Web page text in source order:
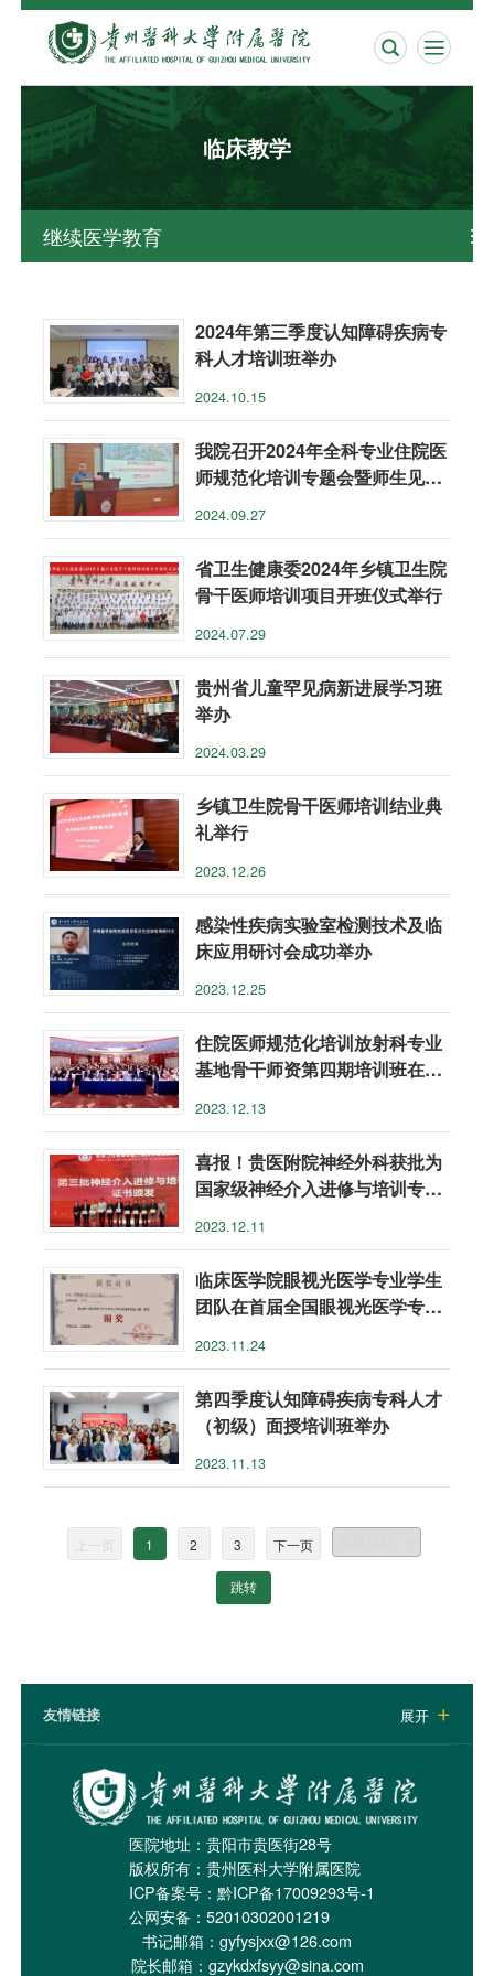
 
临床教学
继续医学教育 
2024年第三季度认知障碍疾病专
科人才培训班举办
2024.10.15
我院召开2024年全科专业住院医
师规范化培训专题会暨师生见面
2024.09.27
省卫生健康委2024年乡镇卫生院
骨干医师培训项目开班仪式举行
2024.07.29
贵州省儿童罕见病新进展学习班
举办
2024.03.29
乡镇卫生院骨干医师培训结业典
礼举行
2023.12.26
感染性疾病实验室检测技术及临
床应用研讨会成功举办
2023.12.25
住院医师规范化培训放射科专业
基地骨干师资第四期培训班在筑
2023.12.13
喜报！贵医附院神经外科获批为
国家级神经介入进修与培训专业
2023.12.11
临床医学院眼视光医学专业学生
团队在首届全国眼视光医学专业
2023.11.24
第四季度认知障碍疾病专科人才
（初级）面授培训班举办
2023.11.13
上一页 1 2 3 下一页
跳转
友情链接 展开 
医院地址：贵阳市贵医街28号
版权所有：贵州医科大学附属医院
ICP备案号： 黔ICP备17009293号-1
公网安备：52010302001219
书记邮箱：gyfysjxx@126.com
院长邮箱：gzykdxfsyy@sina.com